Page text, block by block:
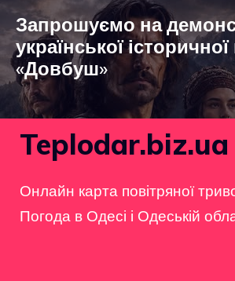
Запрошуємо на
української
«Довбуш»
Teplodar.biz.ua
Онлайн карта повітряної
Погода в Одесі і Одеській